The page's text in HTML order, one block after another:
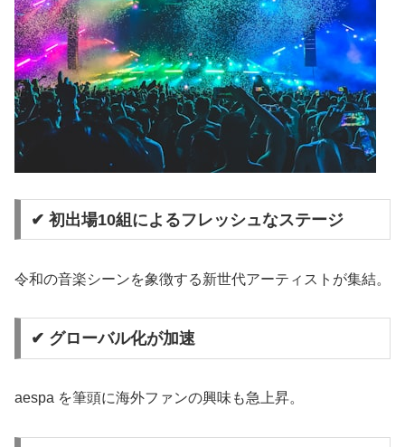
✔ 初出場10組によるフレッシュなステージ
令和の音楽シーンを象徴する新世代アーティストが集結。
✔ グローバル化が加速
aespa を筆頭に海外ファンの興味も急上昇。